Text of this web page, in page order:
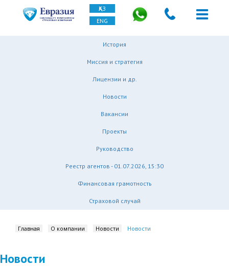
ҚАЗ
ENG
История
Миссия и стратегия
Лицензии и др.
Новости
Вакансии
Проекты
Руководство
Реестр агентов - 01.07.2026, 15:30
Финансовая грамотность
Страховой случай
Главная О компании Новости Новости
Новости